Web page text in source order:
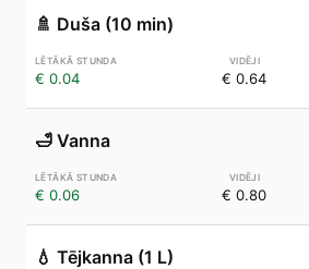
🚿 Duša (10 min)
€ 0.04 € 0.64
🛁 Vanna
€ 0.06 € 0.80
💧 Tējkanna (1 L)